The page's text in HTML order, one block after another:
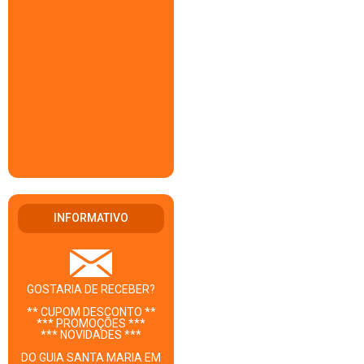
INFORMATIVO
GOSTARIA DE RECEBER?
** CUPOM DESCONTO **
*** PROMOÇÕES ***
*** NOVIDADES ***
DO GUIA SANTA MARIA EM